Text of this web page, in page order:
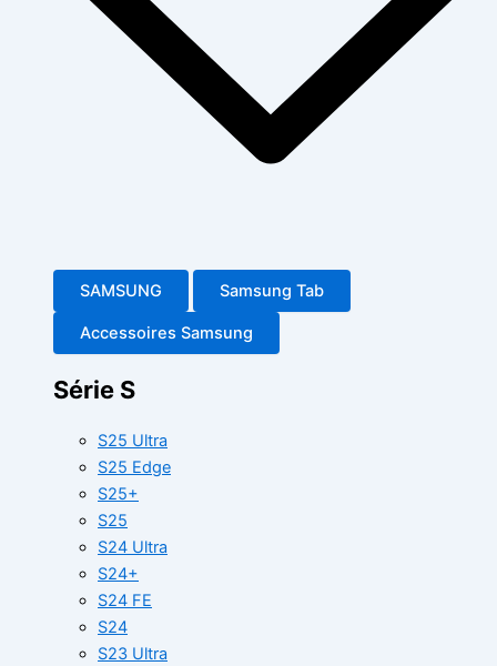
SAMSUNG Samsung Tab
Accessoires Samsung
Série S
S25 Ultra
S25 Edge
S25+
S25
S24 Ultra
S24+
S24 FE
S24
S23 Ultra